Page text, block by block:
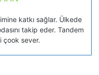
katkı sağlar. Ülkede
takip eder. Tandem
çook sever.